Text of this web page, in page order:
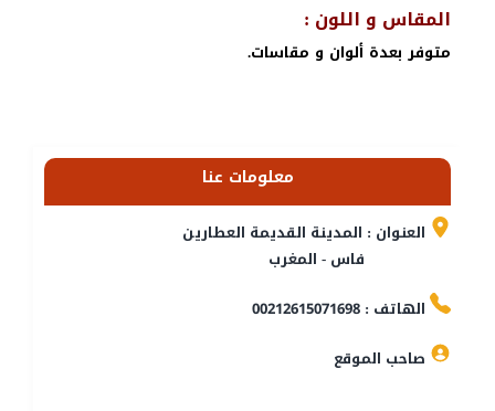
المقاس و اللون :
متوفر بعدة ألوان و مقاسات.
معلومات عنا
العنوان : المدينة القديمة العطارين
فاس - المغرب
الهاتف : 00212615071698
صاحب الموقع